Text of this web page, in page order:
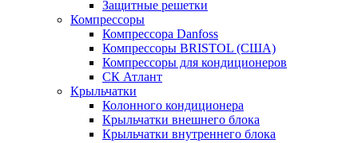
Защитные решетки
Компрессоры
Компрессора Danfoss
Компрессоры BRISTOL (США)
Компрессоры для кондиционеров
СК Атлант
Крыльчатки
Колонного кондиционера
Крыльчатки внешнего блока
Крыльчатки внутреннего блока